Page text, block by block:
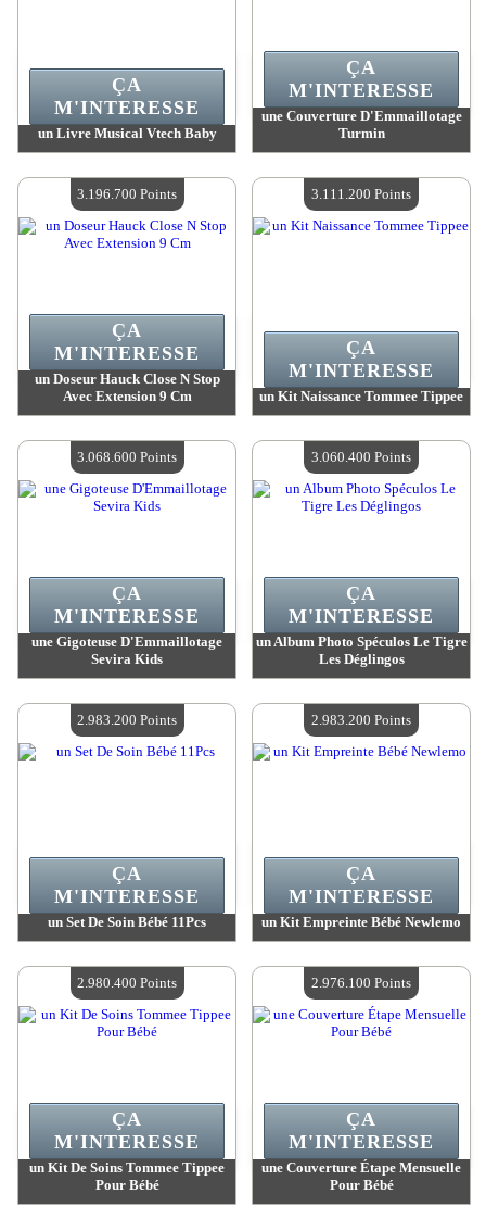
un Livre Musical Vtech Baby
Quantité Disponible :4
ÇA
M'INTERESSE
une Couverture D'Emmaillotage
Turmin
Quantité Disponible :4
ÇA
M'INTERESSE
un Doseur Hauck Close N Stop
Avec Extension 9 Cm
Quantité Disponible :4
ÇA
M'INTERESSE
3.196.700 Points
un Kit Naissance Tommee Tippee
Quantité Disponible :4
ÇA
M'INTERESSE
3.111.200 Points
une Gigoteuse D'Emmaillotage
Sevira Kids
Quantité Disponible :4
ÇA
M'INTERESSE
3.068.600 Points
un Album Photo Spéculos Le Tigre
Les Déglingos
Quantité Disponible :4
ÇA
M'INTERESSE
3.060.400 Points
un Set De Soin Bébé 11Pcs
Quantité Disponible :4
ÇA
M'INTERESSE
2.983.200 Points
un Kit Empreinte Bébé Newlemo
Quantité Disponible :4
ÇA
M'INTERESSE
2.983.200 Points
un Kit De Soins Tommee Tippee
Pour Bébé
ÇA
M'INTERESSE
2.980.400 Points
une Couverture Étape Mensuelle
Pour Bébé
ÇA
M'INTERESSE
2.976.100 Points